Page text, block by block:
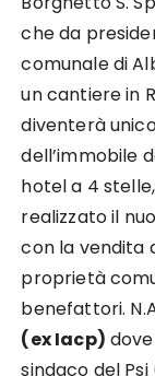
che da
comunale di
un cantiere in
diventerà
dell’immobile
hotel a 4
realizzato il
con la vendita
proprietà
benefattori.
(ex Iacp)
sindaco del